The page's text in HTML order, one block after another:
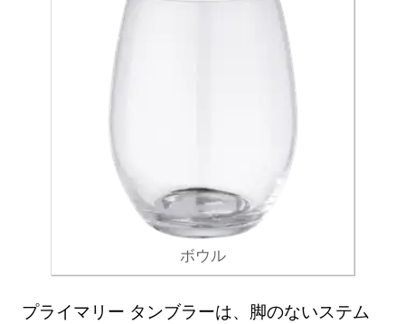
ボウル
プライマリー タンブラーは、脚のないステム